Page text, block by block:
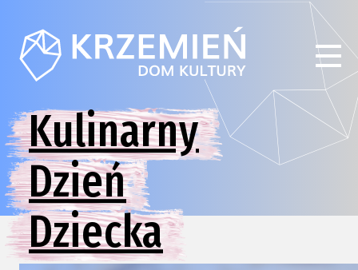
Kulinarny
Dzień
Dziecka